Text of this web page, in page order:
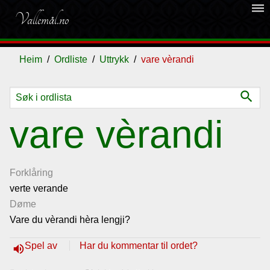
Vallemål.no
dehaze
Heim Ordliste Uttrykk vare vèrandi
search
vare vèrandi
Forklåring
verte verande
Døme
Vare du vèrandi hèra lengji?
volume_upSpel av Har du kommentar til ordet?
Ordliste
Om
vallemålet
Gjestebok
Nyhende